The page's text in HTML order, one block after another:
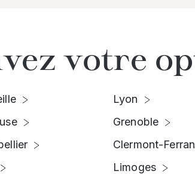
votre
Lyon
Grenoble
Clermont-
Limoges